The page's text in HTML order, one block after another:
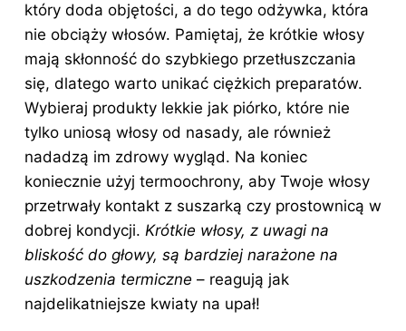
który doda objętości, a do tego odżywka, która
nie obciąży włosów. Pamiętaj, że krótkie włosy
mają skłonność do szybkiego przetłuszczania
się, dlatego warto unikać ciężkich preparatów.
Wybieraj produkty lekkie jak piórko, które nie
tylko uniosą włosy od nasady, ale również
nadadzą im zdrowy wygląd. Na koniec
koniecznie użyj termoochrony, aby Twoje włosy
przetrwały kontakt z suszarką czy prostownicą w
dobrej kondycji. Krótkie włosy, z uwagi na
bliskość do głowy, są bardziej narażone na
uszkodzenia termiczne – reagują jak
najdelikatniejsze kwiaty na upał!